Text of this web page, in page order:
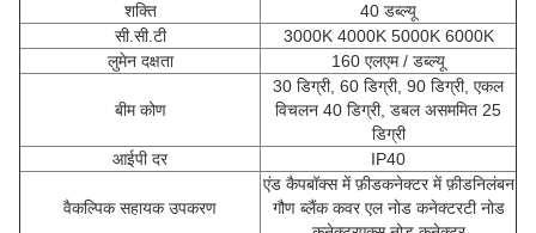
शक्ति
40 डब्ल्यू
सी.सी.टी
3000K 4000K 5000K 6000K
लुमेन दक्षता
160 एलएम / डब्ल्यू
बीम कोण
30 डिग्री, 60 डिग्री, 90 डिग्री, एकल
विचलन 40 डिग्री, डबल असममित 25
डिग्री
आईपी ​​दर
IP40
वैकल्पिक सहायक उपकरण
एंड कैपबॉक्स में फ़ीडकनेक्टर में फ़ीडनिलंबन
गौण ब्लैंक कवर एल नोड कनेक्टरटी नोड